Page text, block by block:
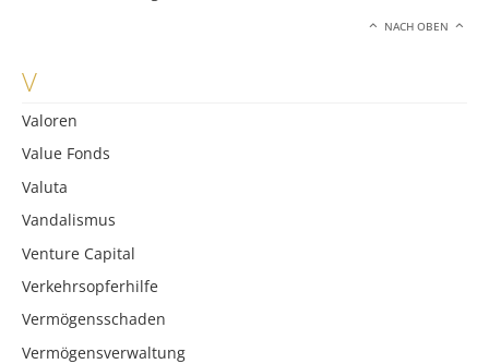
NACH OBEN
V
Valoren
Value Fonds
Valuta
Vandalismus
Venture Capital
Verkehrsopferhilfe
Vermögensschaden
Vermögensverwaltung